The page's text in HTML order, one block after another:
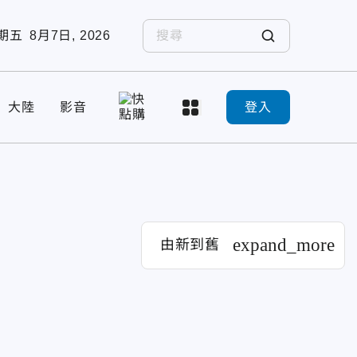
五 8月7日, 2026
大陸 影音 登入
由新到舊 expand_more